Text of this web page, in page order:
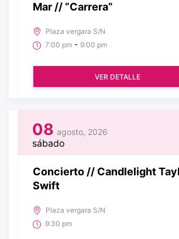
Mar // “Carrera”
Plaza vergara S/N
7:00 pm - 9:00 pm
VER DETALLE
08 agosto, 2026
sábado
Concierto // Candlelight
Swift
Plaza vergara S/N
9:30 pm